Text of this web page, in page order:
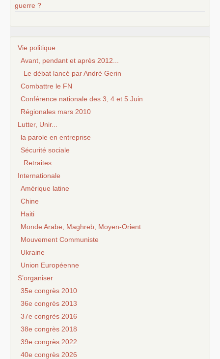
guerre ?
Vie politique
Avant, pendant et après 2012...
Le débat lancé par André Gerin
Combattre le FN
Conférence nationale des 3, 4 et 5 Juin
Régionales mars 2010
Lutter, Unir...
la parole en entreprise
Sécurité sociale
Retraites
Internationale
Amérique latine
Chine
Haiti
Monde Arabe, Maghreb, Moyen-Orient
Mouvement Communiste
Ukraine
Union Européenne
S’organiser
35e congrès 2010
36e congrès 2013
37e congrès 2016
38e congrès 2018
39e congrès 2022
40e congrès 2026